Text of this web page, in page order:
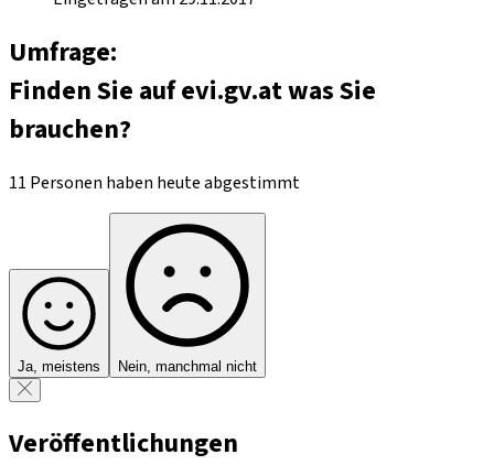
Umfrage:
Finden Sie auf evi.gv.at was Sie
brauchen?
11 Personen haben heute abgestimmt
Ja, meistens Nein, manchmal nicht
Veröffentlichungen